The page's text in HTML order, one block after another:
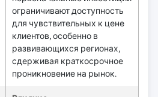
ограничивают доступность
для чувствительных к цене
клиентов, особенно в
развивающихся регионах,
сдерживая краткосрочное
проникновение на рынок.